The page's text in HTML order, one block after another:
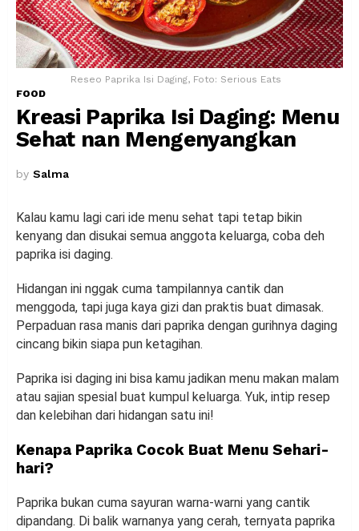
Reseo Paprika Isi Daging, Foto: Serious Eats
FOOD
Kreasi Paprika Isi Daging: Menu
Sehat nan Mengenyangkan
by Salma
Kalau kamu lagi cari ide menu sehat tapi tetap bikin
kenyang dan disukai semua anggota keluarga, coba deh
paprika isi daging.
Hidangan ini nggak cuma tampilannya cantik dan
menggoda, tapi juga kaya gizi dan praktis buat dimasak.
Perpaduan rasa manis dari paprika dengan gurihnya daging
cincang bikin siapa pun ketagihan.
Paprika isi daging ini bisa kamu jadikan menu makan malam
atau sajian spesial buat kumpul keluarga. Yuk, intip resep
dan kelebihan dari hidangan satu ini!
Kenapa Paprika Cocok Buat Menu Sehari-
hari?
Paprika bukan cuma sayuran warna-warni yang cantik
dipandang. Di balik warnanya yang cerah, ternyata paprika